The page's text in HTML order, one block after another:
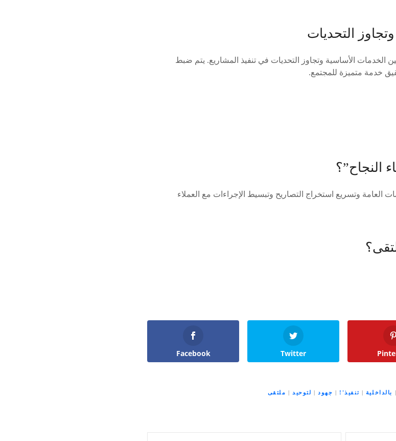
التحديات
الخدمات الأساسية وتجاوز التحديات في تنفيذ المشاريع. يتم ضبط
خدمة متميزة للمجتمع.
النجاح”؟
العامة وتسريع استخراج التصاريح وتبسيط الإجراءات مع العملاء
Facebook Twitter
| بالداخلية | تنفيذ'! | جهود| لتوحيد| ملتقى